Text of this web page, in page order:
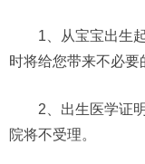
1、从宝宝出生
时将给您带来不必要
2、出生医学证
院将不受理。